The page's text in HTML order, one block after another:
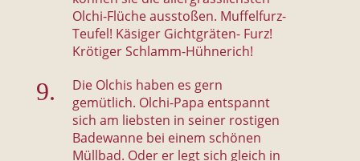
Olchi-Flüche ausstoßen. Muffelfurz-
Teufel! Käsiger Gichtgräten- Furz!
Krötiger Schlamm-Hühnerich!
Die Olchis haben es gern
gemütlich. Olchi-Papa entspannt
sich am liebsten in seiner rostigen
Badewanne bei einem schönen
Müllbad. Oder er legt sich gleich in